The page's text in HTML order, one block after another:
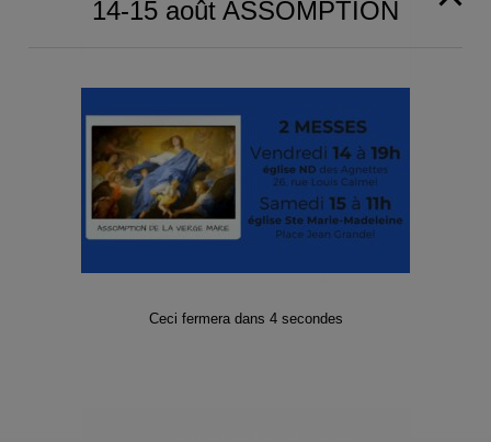
Event Navigation
ND des Agnettes ouverte +
Accueil paroissial (10h-11h30)
MESSE
14-15 août ASSOMPTION
Ceci fermera dans 4secondes